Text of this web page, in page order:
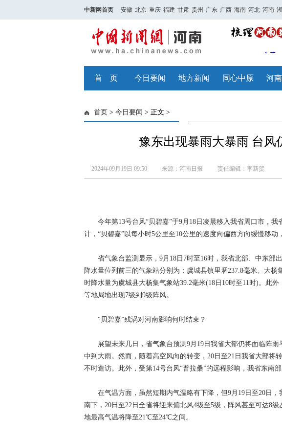
中新网首页 安徽 北京 重庆 福建 甘肃 贵州 广东 广西 海南 河北 河南
首 页 今日要闻 地方新闻 同心中原 河
首页 > 今日要闻 > 正文 >
豫东出现暴雨大暴雨 台风
2024年09月19日 09:50 来源：河南日报 责任编辑：李新贺
今年第13号台风“贝碧嘉”于9月18日凌晨移入我省周口市，我
计，“贝碧嘉”以每小时5公里至10公里的速度向偏西方向缓慢移动
省气象台监测显示，9月18日7时至16时，我省北部、中东部出
降水量位列前三的气象站分别为：虞城县镇里堌237.8毫米、大杨
时降水量为虞城县大杨集气象站39.2毫米(18日10时至11时)。此
等地局地出现7级到9级阵风。
“贝碧嘉”残涡对河南影响何时结束？
展望未来几日，省气象台预测9月19日我省大部仍将面临阵雨
中到大雨。然而，随着高空风向的转变，20日至21日我省大部将
不时造访。此外，受第14号台风“普拉桑”的远程影响，我省东南
在气温方面，虽然短期内气温略有下降，但9月19日至20日，
南下，20日至22日全省将迎来偏北风4级至5级，阵风甚至可达8
地最高气温将降至21℃至24℃之间。